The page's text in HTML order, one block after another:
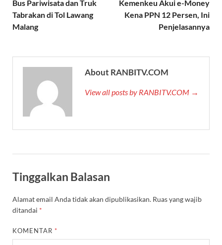
Bus Pariwisata dan Truk
Tabrakan di Tol Lawang
Malang
Kemenkeu Akui e-Money
Kena PPN 12 Persen, Ini
Penjelasannya
About RANBITV.COM
View all posts by RANBITV.COM →
Tinggalkan Balasan
Alamat email Anda tidak akan dipublikasikan. Ruas yang wajib
ditandai *
KOMENTAR *